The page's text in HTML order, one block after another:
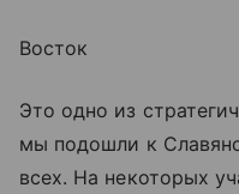
Восток
Это одно из
мы подошли к
всех. На некоторых